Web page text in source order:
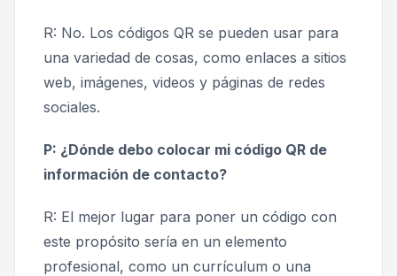
R: No. Los códigos QR se pueden usar para
una variedad de cosas, como enlaces a sitios
web, imágenes, videos y páginas de redes
sociales.
P: ¿Dónde debo colocar mi código QR de
información de contacto?
R: El mejor lugar para poner un código con
este propósito sería en un elemento
profesional, como un currículum o una